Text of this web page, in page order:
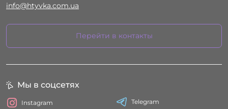
info@htyvka.com.ua
Перейти в контакты
Мы в соцсетях
Instagram Telegram